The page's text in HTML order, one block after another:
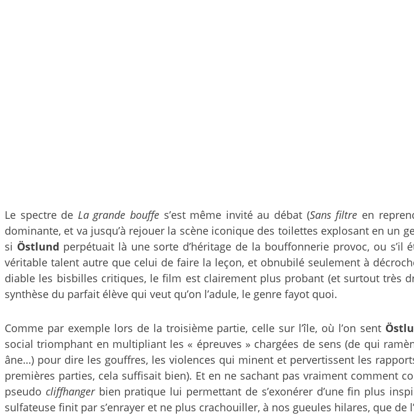
Le spectre de La grande bouffe s’est même invité au débat (Sans filtre en
dominante, et va jusqu’à rejouer la scène iconique des toilettes explosant en un
si Östlund perpétuait là une sorte d’héritage de la bouffonnerie provoc, ou s’il
véritable talent autre que celui de faire la leçon, et obnubilé seulement à
diable les bisbilles critiques, le film est clairement plus probant (et surtout très
synthèse du parfait élève qui veut qu’on l’adule, le genre fayot quoi.
Comme par exemple lors de la troisième partie, celle sur l’île, où l’on sent
social triomphant en multipliant les « épreuves » chargées de sens (de qui
âne…) pour dire les gouffres, les violences qui minent et pervertissent les
premières parties, cela suffisait bien). Et en ne sachant pas vraiment comment
pseudo cliffhangerbien pratique lui permettant de s’exonérer d’une fin plus
sulfateuse finit par s’enrayer et ne plus crachouiller, à nos gueules hilares, que de